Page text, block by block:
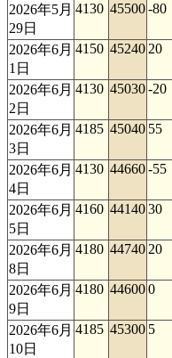
2026年5月
29日
4130 45500-80
2026年6月
1日
4150 45240 20
2026年6月
2日
4130 45030-20
2026年6月
3日
4185 45040 55
2026年6月
4日
4130 44660-55
2026年6月
5日
4160 4414030
2026年6月
8日
4180 44740 20
2026年6月
9日
4180 446000
2026年6月
10日
4185 45300 5